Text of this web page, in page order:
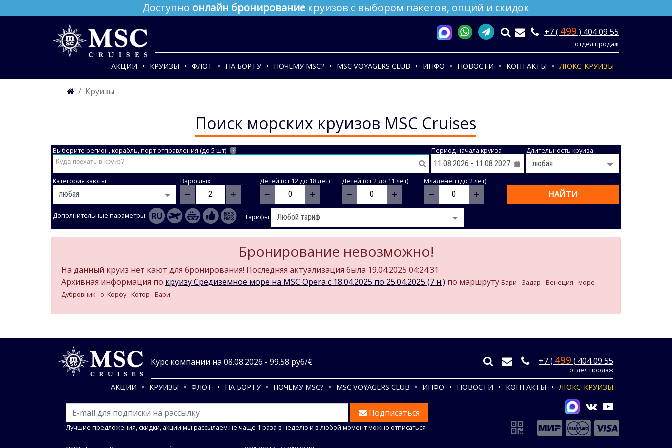
Доступно онлайн бронирование круизов с выбором пакетов, опций и скидок
+7 ( 499 ) 404 09 55
отдел продаж
АКЦИИ КРУИЗЫ ФЛОТ НА БОРТУ ПОЧЕМУ MSC? MSC VOYAGERS CLUB ИНФО НОВОСТИ КОНТАКТЫ ЛЮКС-КРУИЗЫ
Круизы
Поиск морских круизов MSC Cruises
Выберите регион, корабль, порт отправления (до 5 шт) ? Период начала круиза Длительность круиза
Категория каюты Взрослых
− +
Детей (от 12 до 18 лет)
− +
Детей (от 2 до 11 лет)
− +
Младенец (до 2 лет)
− + НАЙТИ
Дополнительные параметры: Тарифы:
Бронирование невозможно!
На данный круиз нет кают для бронирования! Последняя актуализация была 19.04.2025 04:24:31
Архивная информация по круизу Средиземное море на MSC Opera c 18.04.2025 по 25.04.2025 (7 н.) по маршруту Бари - Задар - Венеция - море -
Дубровник - о. Корфу - Котор - Бари
Курс компании на 08.08.2026 - 99.58 руб/€ +7 ( 499 ) 404 09 55
отдел продаж
АКЦИИ КРУИЗЫ ФЛОТ НА БОРТУ ПОЧЕМУ MSC? MSC VOYAGERS CLUB ИНФО НОВОСТИ КОНТАКТЫ ЛЮКС-КРУИЗЫ
Подписаться
Лучшие предложения, скидки, акции мы рассылаем не чаще 1 раза в неделю и в любой момент можно отписаться